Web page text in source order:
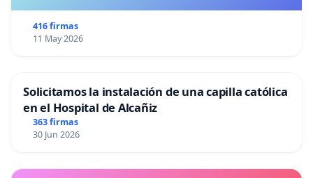
416 firmas
11 May 2026
Solicitamos la instalación de una capilla católica
en el Hospital de Alcañiz
363 firmas
30 Jun 2026